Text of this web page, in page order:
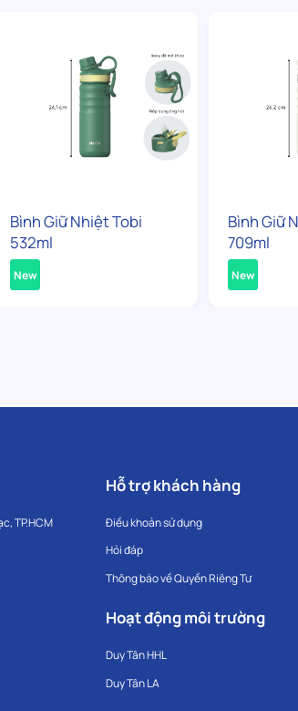
Bình Giữ Nhiệt Tobi
532ml
New
Bình Giữ
709ml
New
TP.HCM
Hỗ trợ khách hàng
Điều khoản sử dụng
Hỏi đáp
Thông báo về Quyền Riêng Tư
Hoạt động môi trường
Duy Tân HHL
Duy Tân LA